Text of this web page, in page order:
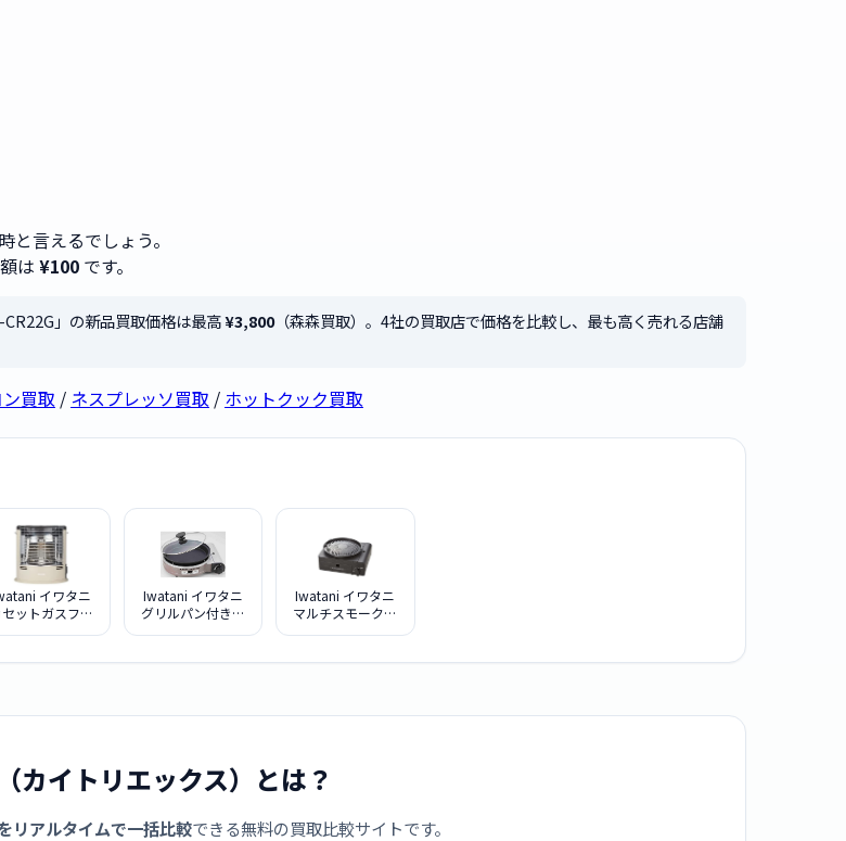
と言えるでしょう。
は ¥100 です。
」の新品買取価格は最高¥3,800（森森買取）。4社の買取店で価格を比較し、最も高く売れる店舗
買取 / ネスプレッソ買取 / ホットクック買取
イワタニ
ットガスファ
DKD2 クリー
Iwatani イワタニ
グリルパン付きセ
BST-3
Iwatani イワタニ
マルチスモークレ
（カイトリエックス）とは？
リアルタイムで一括比較できる無料の買取比較サイトです。